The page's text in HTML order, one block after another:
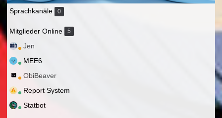
Sprachkanäle 0
Mitglieder Online 5
Jen
MEE6
ObiBeaver
Report System
Statbot